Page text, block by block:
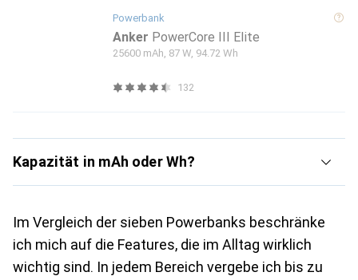
Powerbank
Anker PowerCore III Elite
25600 mAh, 87 W, 94.72 Wh
132
Kapazität in mAh oder Wh?
Im Vergleich der sieben Powerbanks beschränke
ich mich auf die Features, die im Alltag wirklich
wichtig sind. In jedem Bereich vergebe ich bis zu